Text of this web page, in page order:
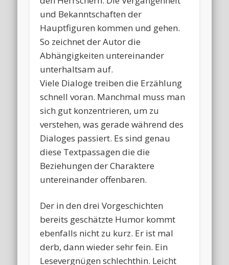
und Bekanntschaften der
Hauptfiguren kommen und gehen.
So zeichnet der Autor die
Abhängigkeiten untereinander
unterhaltsam auf.
Viele Dialoge treiben die Erzählung
schnell voran. Manchmal muss man
sich gut konzentrieren, um zu
verstehen, was gerade während des
Dialoges passiert. Es sind genau
diese Textpassagen die die
Beziehungen der Charaktere
untereinander offenbaren.
Der in den drei Vorgeschichten
bereits geschätzte Humor kommt
ebenfalls nicht zu kurz. Er ist mal
derb, dann wieder sehr fein. Ein
Lesevergnügen schlechthin. Leicht